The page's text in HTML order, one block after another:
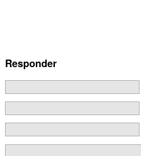
Responder